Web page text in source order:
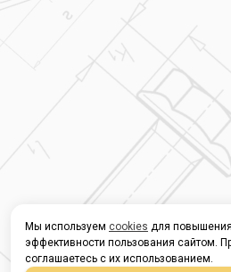
Мы используем cookies для
эффективности пользования сайтом.
соглашаетесь с их использованием.